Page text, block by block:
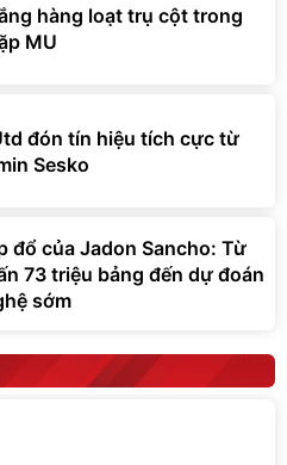
hàng loạt trụ cột trong
MU
đón tín hiệu tích cực từ
Sesko
đổ của Jadon Sancho: Từ
73 triệu bảng đến dự đoán
sớm